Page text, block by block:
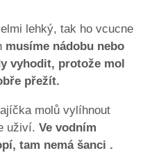
lehký, tak ho vcucne
musíme nádobu nebo
vyhodit, protože mol
přežít.
molů vylíhnout
uživí. Ve vodním
tam nemá šanci .